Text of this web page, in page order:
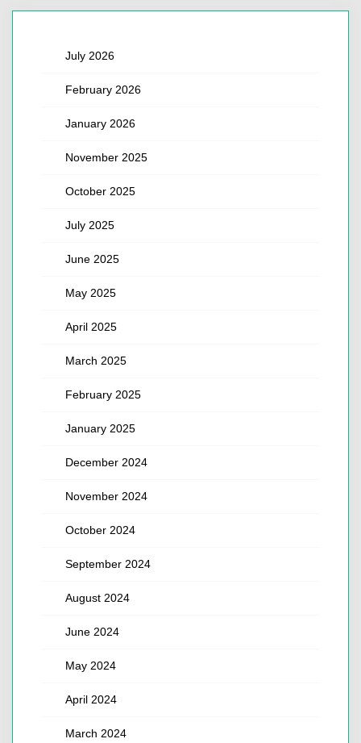
July 2026
February 2026
January 2026
November 2025
October 2025
July 2025
June 2025
May 2025
April 2025
March 2025
February 2025
January 2025
December 2024
November 2024
October 2024
September 2024
August 2024
June 2024
May 2024
April 2024
March 2024